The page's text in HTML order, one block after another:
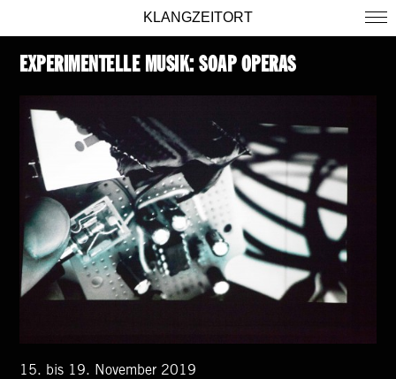
KLANGZEITORT
EXPERIMENTELLE MUSIK: SOAP OPERAS
15. bis 19. November 2019